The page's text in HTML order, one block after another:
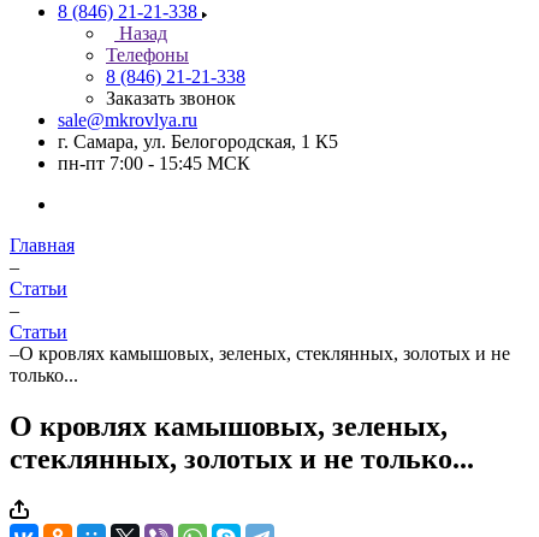
8 (846) 21-21-338
Назад
Телефоны
8 (846) 21-21-338
Заказать звонок
sale@mkrovlya.ru
г. Самара, ул. Белогородская, 1 К5
пн-пт 7:00 - 15:45 МСК
Главная
–
Статьи
–
Статьи
–О кровлях камышовых, зеленых, стеклянных, золотых и не
только...
О кровлях камышовых, зеленых,
стеклянных, золотых и не только...